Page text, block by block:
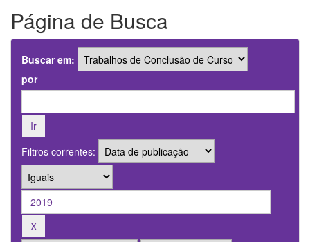
Página de Busca
Buscar em:
por
Filtros correntes: